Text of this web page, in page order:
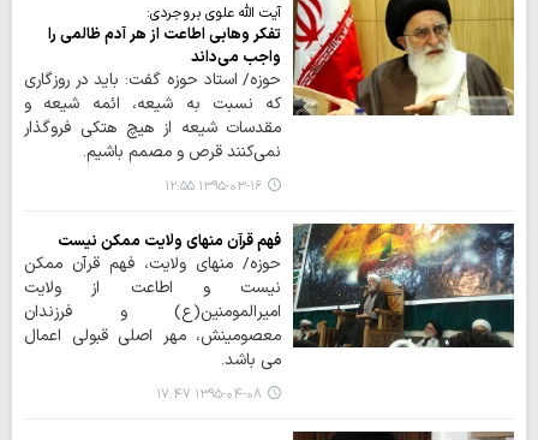
آیت الله علوی بروجردی:
تفکر وهابی اطاعت از هر آدم ظالمی را
واجب می‌داند
حوزه/ استاد حوزه گفت: باید در روزگاری
که نسبت به شیعه، ائمه شیعه و
مقدسات شیعه از هیچ هتکی فروگذار
نمی‌کنند قرص و مصمم باشیم.
۱۳۹۵-۰۳-۱۶ ۱۲:۵۵
فهم قرآن منهای ولایت ممکن نیست
حوزه/ منهای ولایت، فهم قرآن ممکن
نیست و اطاعت از ولایت
امیرالمومنین(ع) و فرزندان
معصومینش، مهر اصلی قبولی اعمال
می باشد.
۱۳۹۵-۰۴-۰۸ ۱۷:۴۷